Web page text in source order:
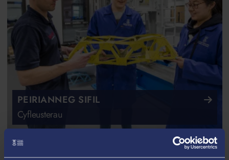
PEIRIANNEG SIFIL
Cyfleusterau